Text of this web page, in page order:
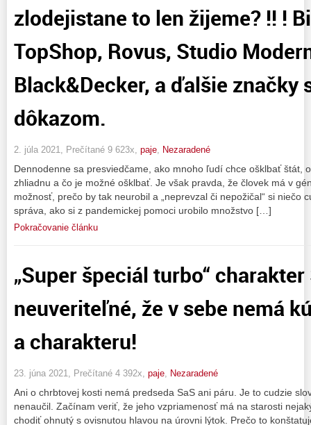
zlodejistane to len žijeme? !! !
TopShop, Rovus, Studio
Black&Decker, a ďalšie značky
dôkazom.
2. júla 2021, Prečítané 9 623x, paje Nezaradené
Dennodenne sa presviedčame, ako mnoho ľudí chce ošklbať štát,
zhliadnu a čo je možné ošklbať. Je však pravda, že človek má v
možnosť, prečo by tak neurobil a „neprevzal či nepožičal“ si niečo
správa, ako si z pandemickej pomoci urobilo množstvo […]
Pokračovanie článku
„Super špeciál turbo“
neuveriteľné, že v sebe nemá
a charakteru!
23. júna 2021, Prečítané 4 392x, paje Nezaradené
Ani o chrbtovej kosti nemá predseda SaS ani páru. Je to cudzie
nenaučil. Začínam veriť, že jeho vzpriamenosť má na starosti
chodiť ohnutý s ovisnutou hlavou na úrovni lýtok. Prečo to